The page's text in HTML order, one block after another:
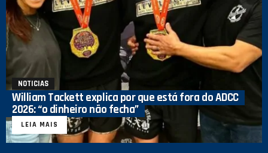
NOTICIAS
William Tackett explica por que está fora do ADCC
2026: “o dinheiro não fecha”
LEIA MAIS